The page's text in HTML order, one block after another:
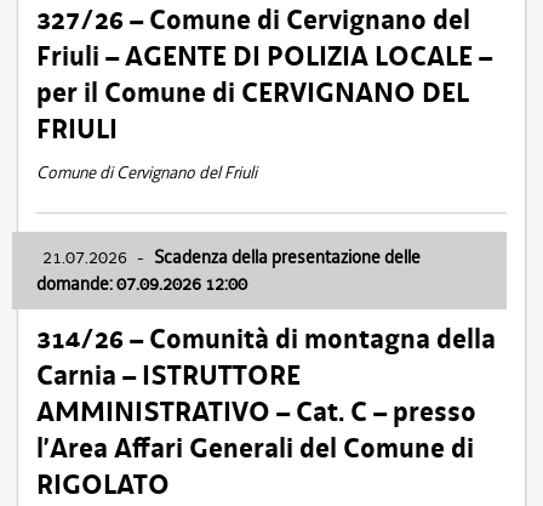
327/26 – Comune di Cervignano del
Friuli – AGENTE DI POLIZIA LOCALE –
per il Comune di CERVIGNANO DEL
FRIULI
Comune di Cervignano del Friuli
21.07.2026 - Scadenza della presentazione delle
domande: 07.09.2026 12:00
314/26 – Comunità di montagna della
Carnia – ISTRUTTORE
AMMINISTRATIVO – Cat. C – presso
l’Area Affari Generali del Comune di
RIGOLATO